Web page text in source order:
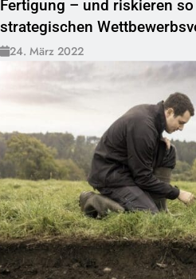
Fertigung – und riskieren
strategischen
24. März 2022